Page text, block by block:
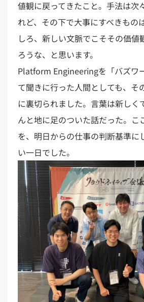
値観に戻ってきたこと。手法は次
れど、その下で大事にすべきもの
しろ、新しい文脈でこそその価値
ろうな、と思います。
Platform Engineeringを「バズワ
て聞きに行った人間としても、そ
に裏切られました。言葉は新しく
んと地に足のついた話だった。こ
を、明日からの仕事の判断基準に
い一日でした。